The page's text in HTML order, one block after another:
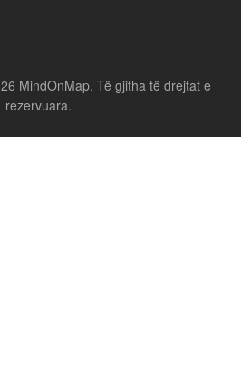
MindOnMap. Të gjitha të drejtat e
rezervuara.